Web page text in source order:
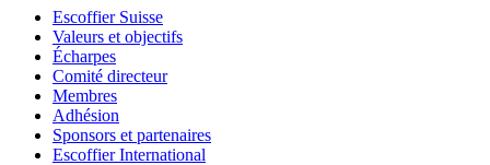
Escoffier Suisse
Valeurs et objectifs
Écharpes
Comité directeur
Membres
Adhésion
Sponsors et partenaires
Escoffier International